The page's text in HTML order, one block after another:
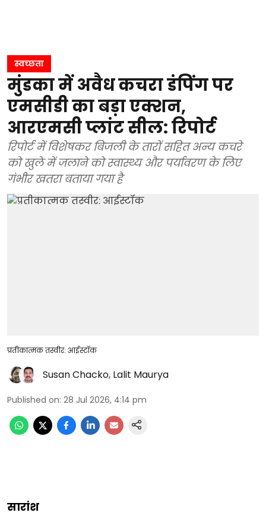
स्वच्छता
मुंडका में अवैध कचरा डंपिंग पर
एमसीडी का बड़ा एक्शन,
आरएमसी प्लांट सील: रिपोर्ट
रिपोर्ट में विशेषकर बिजली के तारों सहित अन्य कचरे
को खुले में जलाने को स्वास्थ्य और पर्यावरण के लिए
गंभीर खतरा बताया गया है
प्रतीकात्मक तस्वीर: आईस्टॉक
Susan Chacko, Lalit Maurya
Published on: 28 Jul 2026, 4:14 pm
सारांश